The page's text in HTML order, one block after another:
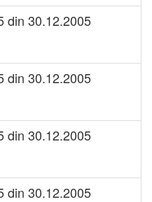
din 30.12.2005
din 30.12.2005
din 30.12.2005
din 30.12.2005